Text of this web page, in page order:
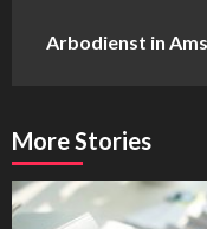
Arbodienst in
More Stories